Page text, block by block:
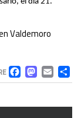
Valdemoro